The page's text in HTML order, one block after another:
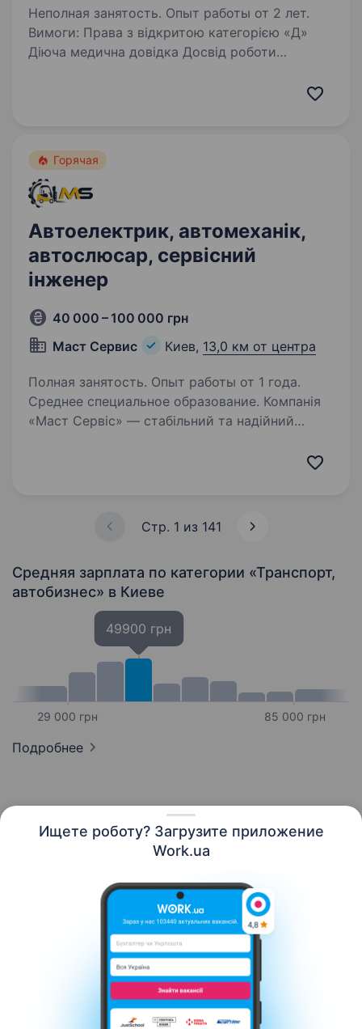
Ищете роботу? Загрузите приложение
Work.ua
Неполная занятость. Опыт работы от 2 лет.
Вимоги: Права з відкритою категорією «Д»
Діюча медична довідка Досвід роботи
проживання на Петропавлівській Борщагівці
Горячая
Автоелектрик, автомеханік,
автослюсар, сервісний
інженер
40 000 – 100 000 грн
Маст Сервис
Киев, 13,0 км от центра
Полная занятость. Опыт работы от 1 года.
Среднее специальное образование. Компанія
«Маст Сервіс» — стабільний та надійний
промислової складської техніки (Linde, Toyota
Стр. 1 из 141
Средняя зарплата по категории «Транспорт,
автобизнес» в Киеве
29 000 грн
49900 грн
85 000 грн
Подробнее
Контакты О нас
Карьера
Новости Work.ua
Помощь